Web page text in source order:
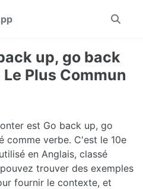
Toggle
up, go back
Plus Commun
est Go back up, go
comme verbe. C'est le 10e
en Anglais, classé
trouver des exemples
fournir le contexte, et